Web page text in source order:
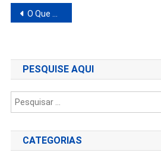
Navegação
Post
O Que Mais Vende Na Shopee Final de Ano?
PESQUISE AQUI
CATEGORIAS